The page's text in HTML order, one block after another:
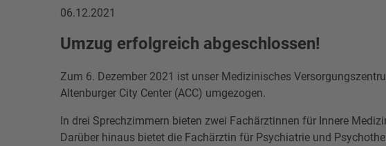
06.12.2021
Umzug erfolgreich abgeschlossen!
Zum 6. Dezember 2021 ist unser Medizinisches
Altenburger City Center (ACC) umgezogen.
In drei Sprechzimmern bieten zwei Fachärztinnen für Innere
Darüber hinaus bietet die Fachärztin für Psychiatrie und